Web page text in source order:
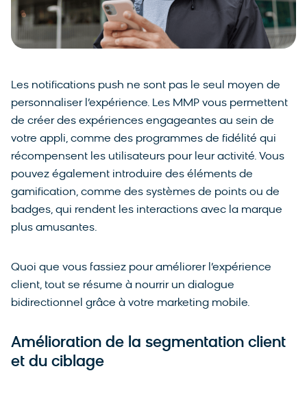
Les notifications push ne sont pas le seul moyen de
personnaliser l’expérience. Les MMP vous permettent
de créer des expériences engageantes au sein de
votre appli, comme des programmes de fidélité qui
récompensent les utilisateurs pour leur activité. Vous
pouvez également introduire des éléments de
gamification, comme des systèmes de points ou de
badges, qui rendent les interactions avec la marque
plus amusantes.
Quoi que vous fassiez pour améliorer l’expérience
client, tout se résume à nourrir un dialogue
bidirectionnel grâce à votre marketing mobile.
Amélioration de la segmentation client
et du ciblage